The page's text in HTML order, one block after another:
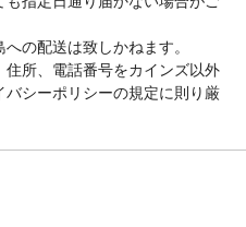
の配送は致しかねます。
所、電話番号をカインズ以外
シーポリシーの規定に則り厳